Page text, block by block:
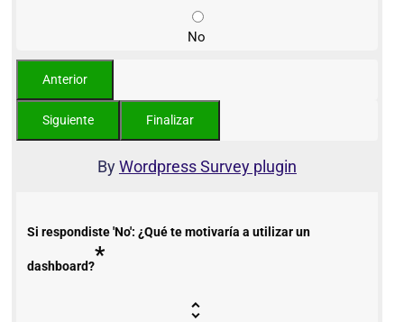
No
ByWordpress Survey plugin
Si respondiste 'No': ¿Qué te motivaría a utilizar un
dashboard?*